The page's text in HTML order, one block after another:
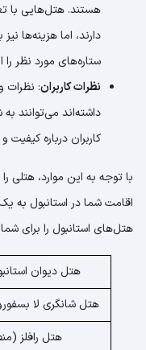
هستند. هتل‌هایی با
دارند، اما هزینه‌ها
ستاره‌های مورد نظر را
نظرات کاربران: نظرات
داشته‌اند می‌توانند
کاربران درباره
با توجه به این موارد، هتلی
اقامت شما در استانبول به
هتل‌های استانبول را برای شما
هتل دیوان
هتل شانگری لا
هتل رافلز